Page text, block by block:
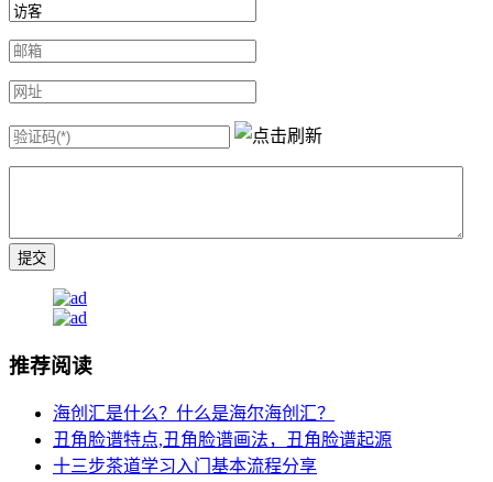
推荐阅读
海创汇是什么？什么是海尔海创汇？
丑角脸谱特点,丑角脸谱画法，丑角脸谱起源
十三步茶道学习入门基本流程分享